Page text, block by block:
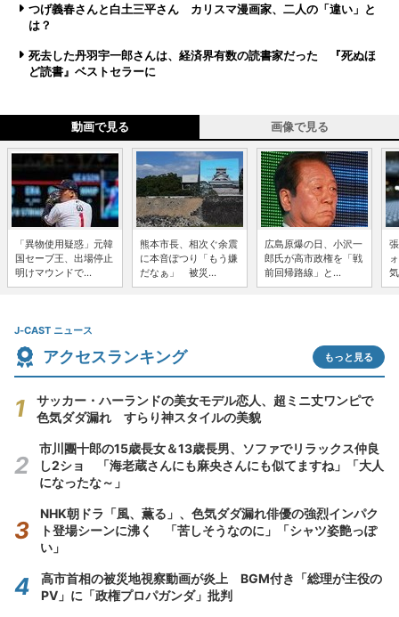
つげ義春さんと白土三平さん カリスマ漫画家、二人の「違い」と
は？
死去した丹羽宇一郎さんは、経済界有数の読書家だった 『死ぬほ
ど読書』ベストセラーに
動画で見る 画像で見る
「異物使用疑惑」元韓
国セーブ王、出場停止
明けマウンドで...
熊本市長、相次ぐ余震
に本音ぽつり「もう嫌
だなぁ」 被災...
広島原爆の日、小沢一
郎氏が高市政権を「戦
前回帰路線」と...
J-CAST ニュース
アクセスランキング もっと見る
サッカー・ハーランドの美女モデル恋人、超ミニ丈ワンピで
色気ダダ漏れ すらり神スタイルの美貌
市川團十郎の15歳長女＆13歳長男、ソファでリラックス仲良
し2ショ 「海老蔵さんにも麻央さんにも似てますね」「大人
になったな～」
NHK朝ドラ「風、薫る」、色気ダダ漏れ俳優の強烈インパク
ト登場シーンに沸く 「苦しそうなのに」「シャツ姿艶っぽ
い」
高市首相の被災地視察動画が炎上 BGM付き「総理が主役の
PV」に「政権プロパガンダ」批判